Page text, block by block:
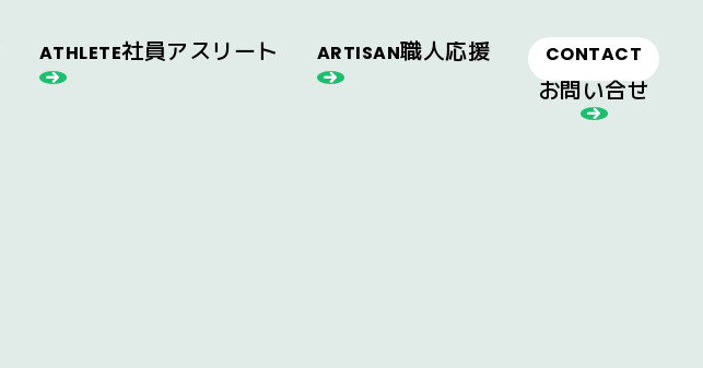
ATHLETE社員アスリート ARTISAN職人応援 CONTACT
お問い合せ